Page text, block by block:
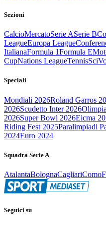
Sezioni
CalcioMercatoSerie ASerie B
LeagueEuropa League
ItalianaFormula 1Formula E
CupNations LeagueTennisSci
Speciali
Mondiali 2026Roland Garros
2026Scudetto Inter 2026
2026Super Bowl 2026Eicma
Riding Fest 2025Paralimpiadi
2024Euro 2024
Squadra Serie A
AtalantaBolognaCagliariComo
Seguici su